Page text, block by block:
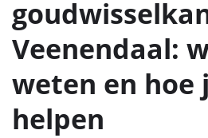
Veenendaal:
weten en hoe
helpen